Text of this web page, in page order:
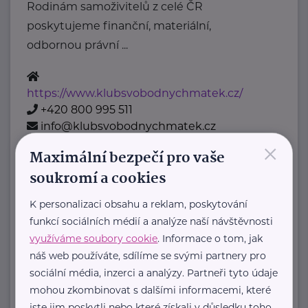
Rodinám samoživitelů z celé ČR
poskytujeme finanční, materiální,
odbornou právní ...
https://www.klubsvobodnychmatek.cz/
+420 800 995 511
info@klubsvobodnychmatek.cz
Oděvní banka z.s.
"Dáváme oblečení nový život,
pomáháme potřebným."
Oděvní banka je charitativní
organizace, která každoročně
poskytuje více ...
×
Maximální bezpečí pro vaše
soukromí a cookies
K personalizaci obsahu a reklam, poskytování
funkcí sociálních médií a analýze naší návštěvnosti
využíváme soubory cookie. Informace o tom, jak
náš web používáte, sdílíme se svými partnery pro
sociální média, inzerci a analýzy. Partneři tyto údaje
mohou zkombinovat s dalšími informacemi, které